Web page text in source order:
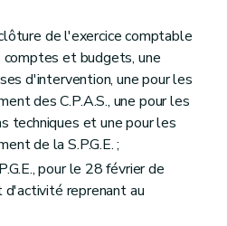
de l'exercice comptable
et budgets, une
d'intervention, une pour les
des C.P.A.S., une pour les
techniques et une pour les
de la S.P.G.E. ;
pour le 28 février de
d'activité reprenant au